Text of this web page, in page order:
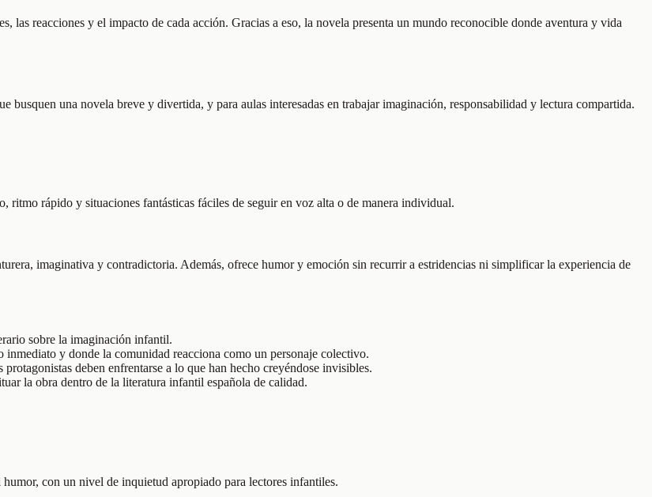
las reacciones y el impacto de cada acción. Gracias a eso, la novela presenta un mundo reconocible donde aventura y vida
busquen una novela breve y divertida, y para aulas interesadas en trabajar imaginación, responsabilidad y lectura compartida.
rápido y situaciones fantásticas fáciles de seguir en voz alta o de manera individual.
imaginativa y contradictoria. Además, ofrece humor y emoción sin recurrir a estridencias ni simplificar la experiencia de
sobre la imaginación infantil.
y donde la comunidad reacciona como un personaje colectivo.
deben enfrentarse a lo que han hecho creyéndose invisibles.
la obra dentro de la literatura infantil española de calidad.
con un nivel de inquietud apropiado para lectores infantiles.